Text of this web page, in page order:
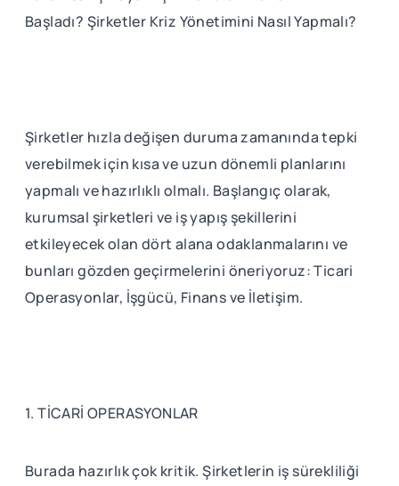
Başladı? Şirketler Kriz Yönetimini Nasıl Yapmalı?
Şirketler hızla değişen duruma zamanında tepki
verebilmek için kısa ve uzun dönemli planlarını
yapmalı ve hazırlıklı olmalı. Başlangıç olarak,
kurumsal şirketleri ve iş yapış şekillerini
etkileyecek olan dört alana odaklanmalarını ve
bunları gözden geçirmelerini öneriyoruz: Ticari
Operasyonlar, İşgücü, Finans ve İletişim.
1. TİCARİ OPERASYONLAR
Burada hazırlık çok kritik. Şirketlerin iş sürekliliği